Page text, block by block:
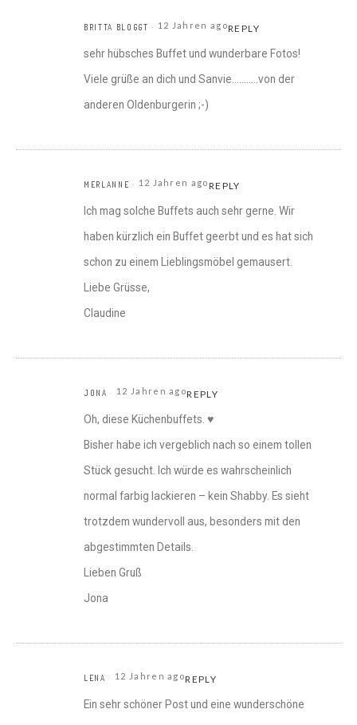
BRITTA BLOGGT 12 Jahren agoREPLY
sehr hübsches Buffet und wunderbare Fotos!
Viele grüße an dich und Sanvie………..von der
anderen Oldenburgerin ;-)
MERLANNE 12 Jahren agoREPLY
Ich mag solche Buffets auch sehr gerne. Wir
haben kürzlich ein Buffet geerbt und es hat sich
schon zu einem Lieblingsmöbel gemausert.
Liebe Grüsse,
Claudine
JONA 12 Jahren agoREPLY
Oh, diese Küchenbuffets. ♥
Bisher habe ich vergeblich nach so einem tollen
Stück gesucht. Ich würde es wahrscheinlich
normal farbig lackieren – kein Shabby. Es sieht
trotzdem wundervoll aus, besonders mit den
abgestimmten Details.
Lieben Gruß
Jona
LENA 12 Jahren agoREPLY
Ein sehr schöner Post und eine wunderschöne